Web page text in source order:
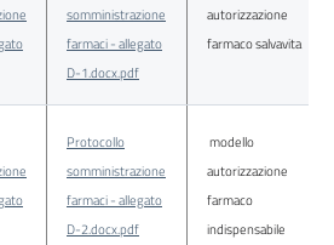
somministrazione
farmaci - allegato
D-1.docx.pdf
autorizzazione
farmaco salvavita
Protocollo
somministrazione
farmaci - allegato
D-2.docx.pdf
modello
autorizzazione
farmaco
indispensabile